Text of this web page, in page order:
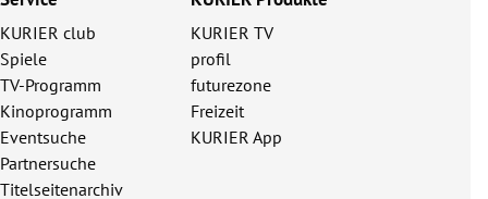
KURIER club
Spiele
TV-Programm
Kinoprogramm
Eventsuche
Partnersuche
Titelseitenarchiv
KURIER TV
profil
futurezone
Freizeit
KURIER App